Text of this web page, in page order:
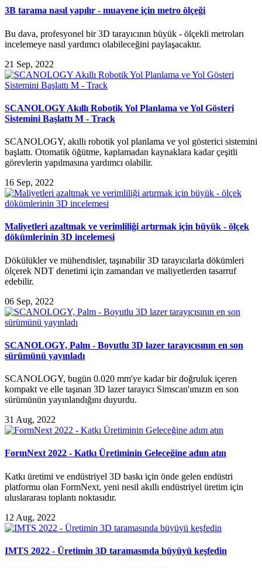
3B tarama nasıl yapılır - muayene için metro ölçeği
Bu dava, profesyonel bir 3D tarayıcının büyük - ölçekli metroları
incelemeye nasıl yardımcı olabileceğini paylaşacaktır.
21 Sep, 2022
SCANOLOGY Akıllı Robotik Yol Planlama ve Yol Gösteri
Sistemini Başlattı M - Track
SCANOLOGY, akıllı robotik yol planlama ve yol gösterici sistemini
başlattı. Otomatik öğütme, kaplamadan kaynaklara kadar çeşitli
görevlerin yapılmasına yardımcı olabilir.
16 Sep, 2022
Maliyetleri azaltmak ve verimliliği artırmak için büyük - ölçek
dökümlerinin 3D incelemesi
Dökülükler ve mühendisler, taşınabilir 3D tarayıcılarla dökümleri
ölçerek NDT denetimi için zamandan ve maliyetlerden tasarruf
edebilir.
06 Sep, 2022
SCANOLOGY, Palm - Boyutlu 3D lazer tarayıcısının en son
sürümünü yayınladı
SCANOLOGY, bugün 0.020 mm'ye kadar bir doğruluk içeren
kompakt ve elle taşınan 3D lazer tarayıcı Simscan'ımızın en son
sürümünün yayınlandığını duyurdu.
31 Aug, 2022
FormNext 2022 - Katkı Üretiminin Geleceğine adım atın
Katkı üretimi ve endüstriyel 3D baskı için önde gelen endüstri
platformu olan FormNext, yeni nesil akıllı endüstriyel üretim için
uluslararası toplantı noktasıdır.
12 Aug, 2022
IMTS 2022 - Üretimin 3D taramasında büyüyü keşfedin